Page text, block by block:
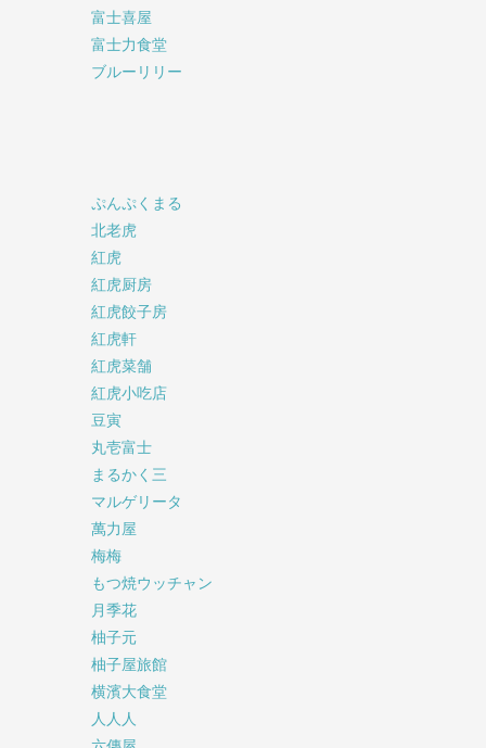
富士喜屋
富士力食堂
ブルーリリー
ぷんぷくまる
北老虎
紅虎
紅虎厨房
紅虎餃子房
紅虎軒
紅虎菜舗
紅虎小吃店
豆寅
丸壱富士
まるかく三
マルゲリータ
萬力屋
梅梅
もつ焼ウッチャン
月季花
柚子元
柚子屋旅館
横濱大食堂
人人人